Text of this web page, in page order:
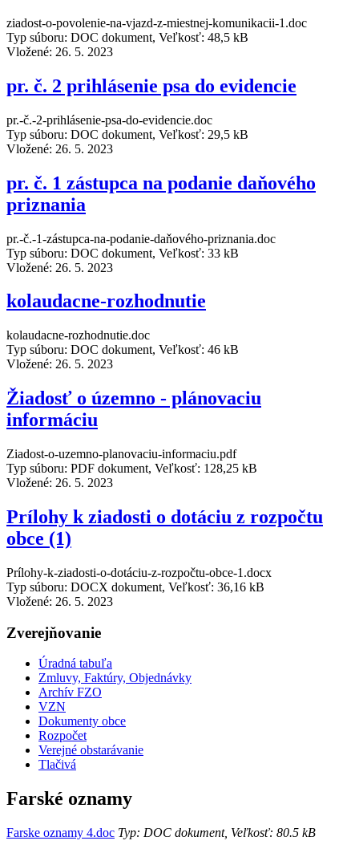
ziadost-o-povolenie-na-vjazd-z-miestnej-komunikacii-1.doc
Typ súboru: DOC dokument, Veľkosť: 48,5 kB
Vložené: 26. 5. 2023
pr. č. 2 prihlásenie psa do evidencie
pr.-č.-2-prihlásenie-psa-do-evidencie.doc
Typ súboru: DOC dokument, Veľkosť: 29,5 kB
Vložené: 26. 5. 2023
pr. č. 1 zástupca na podanie daňového
priznania
pr.-č.-1-zástupca-na-podanie-daňového-priznania.doc
Typ súboru: DOC dokument, Veľkosť: 33 kB
Vložené: 26. 5. 2023
kolaudacne-rozhodnutie
kolaudacne-rozhodnutie.doc
Typ súboru: DOC dokument, Veľkosť: 46 kB
Vložené: 26. 5. 2023
Žiadosť o územno - plánovaciu
informáciu
Ziadost-o-uzemno-planovaciu-informaciu.pdf
Typ súboru: PDF dokument, Veľkosť: 128,25 kB
Vložené: 26. 5. 2023
Prílohy k ziadosti o dotáciu z rozpočtu
obce (1)
Prílohy-k-ziadosti-o-dotáciu-z-rozpočtu-obce-1.docx
Typ súboru: DOCX dokument, Veľkosť: 36,16 kB
Vložené: 26. 5. 2023
Zverejňovanie
Úradná tabuľa
Zmluvy, Faktúry, Objednávky
Archív FZO
VZN
Dokumenty obce
Rozpočet
Verejné obstarávanie
Tlačivá
Farské oznamy
Farske oznamy 4.doc Typ: DOC dokument, Veľkosť: 80.5 kB